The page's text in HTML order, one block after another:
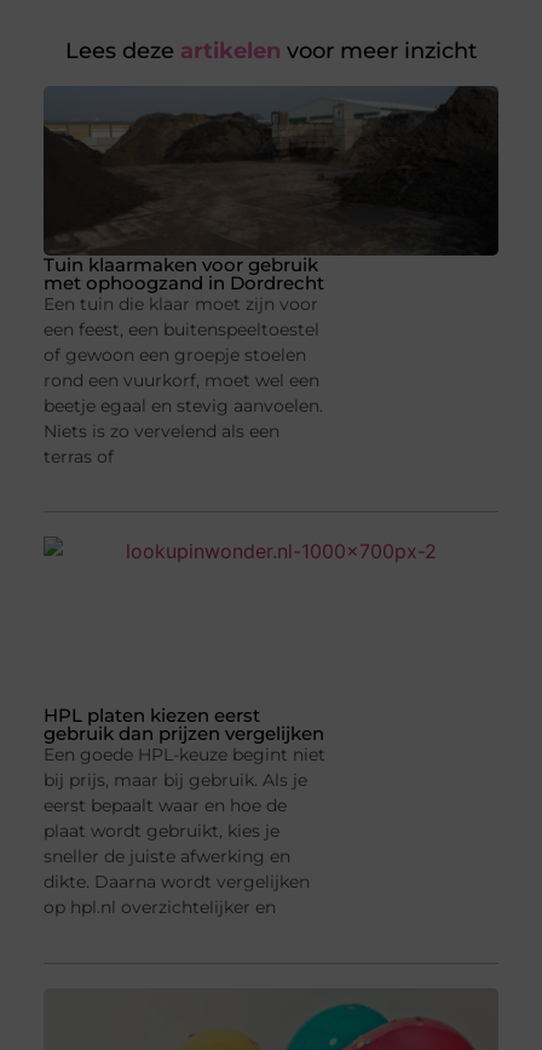
Lees deze artikelen voor meer inzicht
Tuin klaarmaken voor gebruik
met ophoogzand in Dordrecht
Een tuin die klaar moet zijn voor
een feest, een buitenspeeltoestel
of gewoon een groepje stoelen
rond een vuurkorf, moet wel een
beetje egaal en stevig aanvoelen.
Niets is zo vervelend als een
terras of
HPL platen kiezen eerst
gebruik dan prijzen vergelijken
Een goede HPL-keuze begint niet
bij prijs, maar bij gebruik. Als je
eerst bepaalt waar en hoe de
plaat wordt gebruikt, kies je
sneller de juiste afwerking en
dikte. Daarna wordt vergelijken
op hpl.nl overzichtelijker en